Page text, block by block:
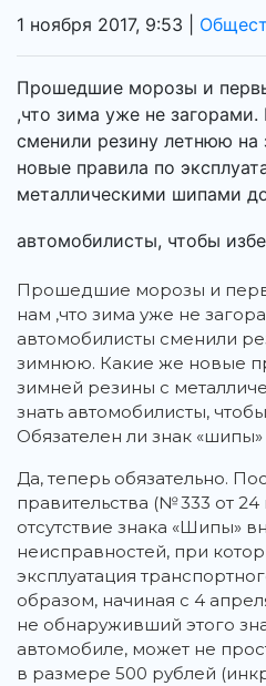
1 ноября 2017, 9:53 |
Прошедшие морозы и
,что зима уже не
сменили резину летнюю
новые правила по
металлическими шипами
автомобилисты, чтобы
Прошедшие морозы и
нам ,что зима уже не
автомобилисты сменили
зимнюю. Какие же новые
зимней резины с
знать автомобилисты,
Обязателен ли знак
Да, теперь обязательно.
правительства (№ 333 от 24
отсутствие знака «Шипы»
неисправностей, при
эксплуатация
образом, начиная с 4
не обнаруживший этого
автомобиле, может не
в размере 500 рублей